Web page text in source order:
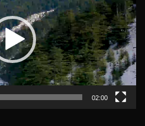
02:00